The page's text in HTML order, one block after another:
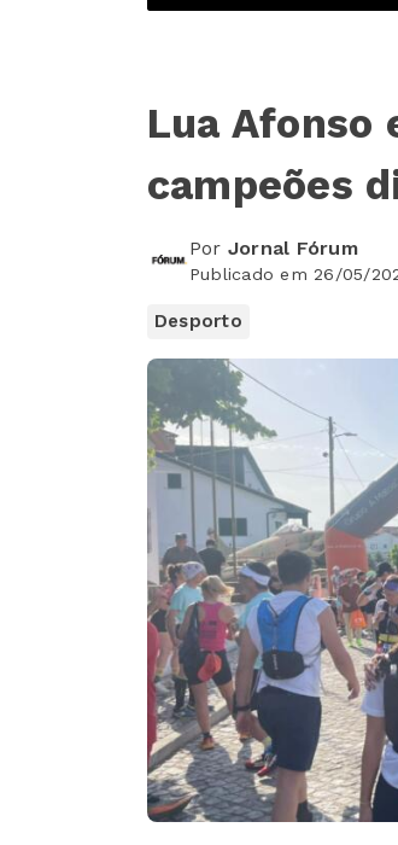
Lua Afonso
campeões
Por Jornal Fórum
Publicado em 26/05/
Desporto